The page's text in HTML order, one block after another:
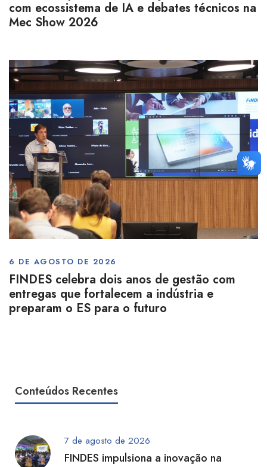
com ecossistema de IA e debates técnicos na
Mec Show 2026
6 DE AGOSTO DE 2026
FINDES celebra dois anos de gestão com
entregas que fortalecem a indústria e
preparam o ES para o futuro
Conteúdos Recentes
7 de agosto de 2026
FINDES impulsiona a inovação na